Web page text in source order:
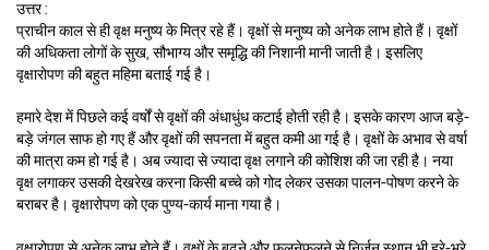
उत्तर :
प्राचीन काल से ही वृक्ष मनुष्य के मित्र रहे हैं। वृक्षों से मनुष्य को अनेक लाभ होते हैं। वृक्षों
की अधिकता लोगों के सुख, सौभाग्य और समृद्धि की निशानी मानी जाती है। इसलिए
वृक्षारोपण की बहुत महिमा बताई गई है।
हमारे देश में पिछले कई वर्षों से वृक्षों की अंधाधुंध कटाई होती रही है। इसके कारण आज बड़े-
बड़े जंगल साफ हो गए हैं और वृक्षों की सपनता में बहुत कमी आ गई है। वृक्षों के अभाव से वर्षा
की मात्रा कम हो गई है। अब ज्यादा से ज्यादा वृक्ष लगाने की कोशिश की जा रही है। नया
वृक्ष लगाकर उसकी देखरेख करना किसी बच्चे को गोद लेकर उसका पालन-पोषण करने के
बराबर है। वृक्षारोपण को एक पुण्य-कार्य माना गया है।